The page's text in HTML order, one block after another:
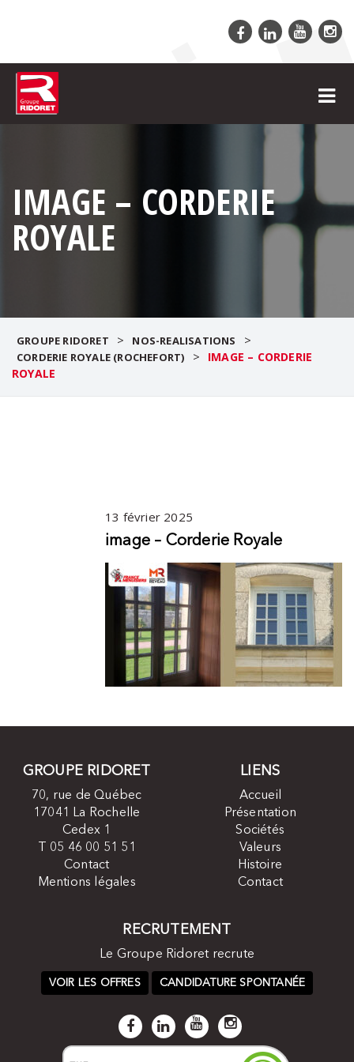
IMAGE – CORDERIE
ROYALE
GROUPE RIDORET > NOS-REALISATIONS >
CORDERIE ROYALE (ROCHEFORT) >
IMAGE – CORDERIE
ROYALE
13 février 2025
image – Corderie Royale
GROUPE RIDORET
70, rue de Québec
17041 La Rochelle
Cedex 1
T 05 46 00 51 51
Contact
Mentions légales
LIENS
Accueil
Présentation
Sociétés
Valeurs
Histoire
Contact
RECRUTEMENT
Le Groupe Ridoret recrute
VOIR LES OFFRES CANDIDATURE SPONTANÉE